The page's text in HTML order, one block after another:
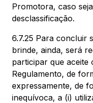
Promotora, caso
desclassificação.
6.7.25 Para concluir
brinde, ainda, será
participar que aceite
Regulamento, de
expressamente, de
inequívoca, a (i)